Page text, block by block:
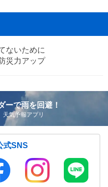
ないために
災力アップ
ーで雨を回避！
気予報アプリ
式SNS